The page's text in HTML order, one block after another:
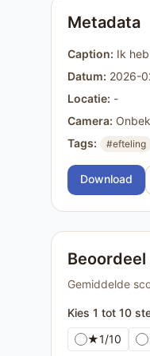
Metadata
Caption: Ik
Datum: 2026-
Locatie: -
Camera:
Tags:
#efteling
Download
Gemiddelde
Kies 1 tot 10
★1/10